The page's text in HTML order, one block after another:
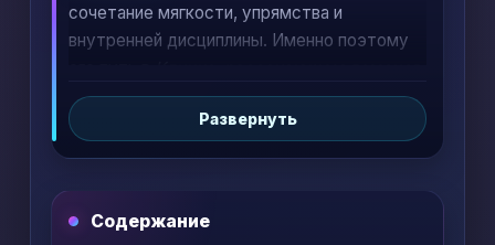
сочетание мягкости, упрямства и
внутренней дисциплины. Именно поэтому
(Demon Slayer: Kimetsu no Yaiba)
воспринимается не как набор боев, а как
боевого роста и того, почему без него вся
Развернуть
Содержание